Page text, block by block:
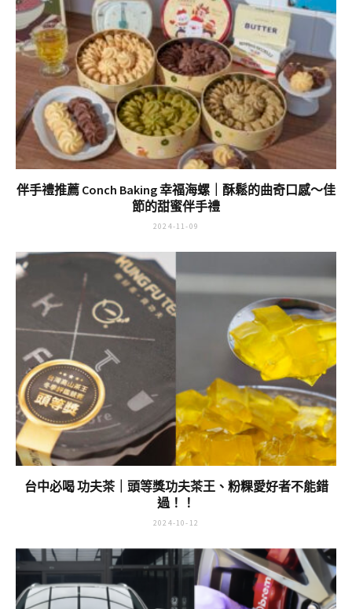
伴手禮推薦 Conch Baking 幸福海螺｜酥鬆的曲奇口感～佳
節的甜蜜伴手禮
2024-11-09
台中必喝 功夫茶｜頭等獎功夫茶王、粉粿愛好者不能錯
過！！
2024-10-12